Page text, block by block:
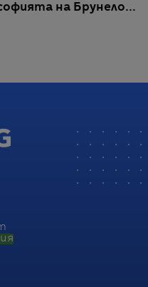
на Брунело
и живота